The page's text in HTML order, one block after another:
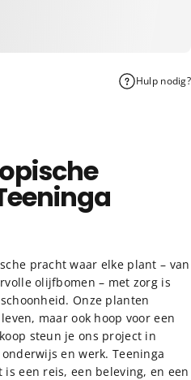
Hulp nodig?
pracht waar elke plant – van
olijfbomen – met zorg is
Onze planten
maar ook hoop voor een
steun je ons project in
en werk. Teeninga
een reis, een beleving, en een